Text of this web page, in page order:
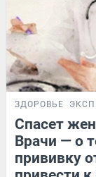
ЗДОРОВЬЕ
Спасет
Врачи — о
прививку